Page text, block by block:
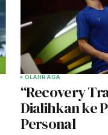
OLAHRAGA
“Recovery
Dialihkan ke
Personal